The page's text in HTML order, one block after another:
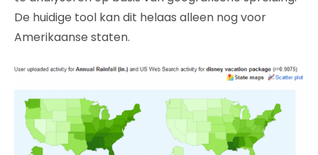
De huidige tool kan dit helaas alleen nog voor
Amerikaanse staten.